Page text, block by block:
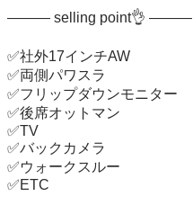
――― selling point👌 ―――
✅社外17インチAW
✅両側パワスラ
✅フリップダウンモニター
✅後席オットマン
✅TV
✅バックカメラ
✅ウォークスルー
✅ETC